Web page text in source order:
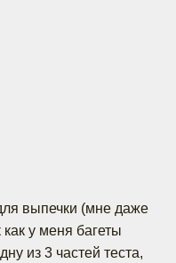
выпечки (мне даже
у меня багеты
из 3 частей теста,